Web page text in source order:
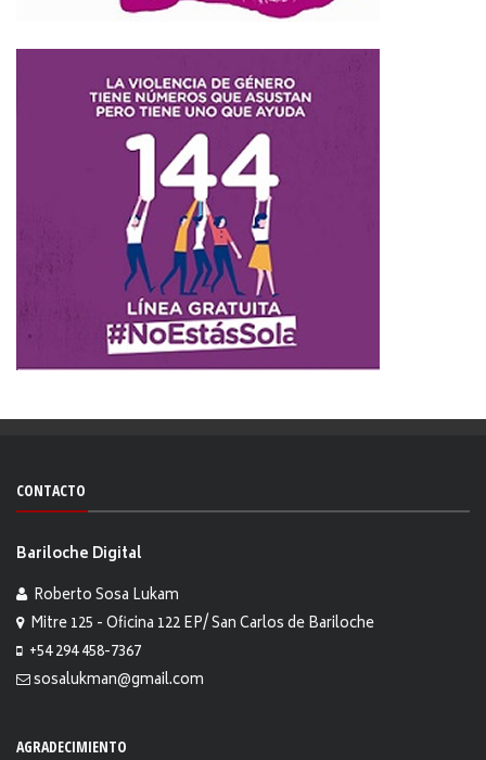
CONTACTO
Bariloche Digital
Roberto Sosa Lukam
Mitre 125 - Oficina 122 EP/ San Carlos de Bariloche
+54 294 458-7367
sosalukman@gmail.com
AGRADECIMIENTO